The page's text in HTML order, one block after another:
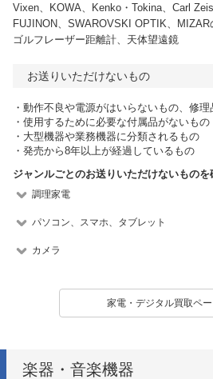
Vixen、KOWA、Kenko・Tokina、Carl
FUJINON、SWAROVSKI OPTIK、MIZAR
ゴルフレーザー距離計、天体望遠鏡
お送りいただけないもの
・動作不良や電源がはいらないもの、修
・使用するために必要な付属品がないもの
・大型機器や業務機器に分類されるもの
・発売から8年以上が経過しているもの
ジャンルごとのお送りいただけないものを
調理家電
パソコン、スマホ、タブレット
カメラ
家電・デジタル買取ペ
楽器・音楽機器